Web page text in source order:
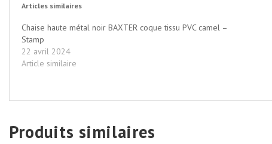
Articles similaires
Chaise haute métal noir BAXTER coque tissu PVC camel –
Stamp
22 avril 2024
Article similaire
Produits similaires